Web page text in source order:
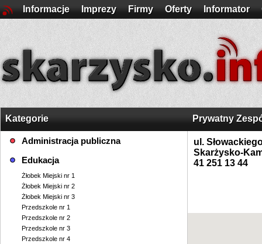
Informacje Imprezy Firmy Oferty Informator
Kategorie
Administracja publiczna
Edukacja
Żłobek Miejski nr 1
Żłobek Miejski nr 2
Żłobek Miejski nr 3
Przedszkole nr 1
Przedszkole nr 2
Przedszkole nr 3
Przedszkole nr 4
Prywatny
ul.
Skarżysko-
41 251 13 44